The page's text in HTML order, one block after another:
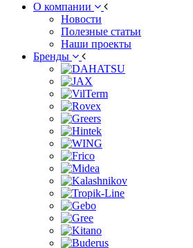
О компании
Новости
Полезные статьи
Наши проекты
Бренды